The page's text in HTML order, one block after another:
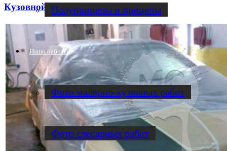
Полуприцепы и прицепы
Наши работы
Фото малярно-кузовных работ
Фото слесарных работ
Кузовной ремонт Cadillac